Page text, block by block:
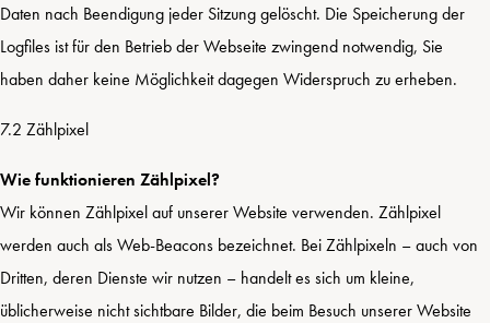
Daten nach Beendigung jeder Sitzung gelöscht. Die Speicherung der
Logfiles ist für den Betrieb der Webseite zwingend notwendig, Sie
haben daher keine Möglichkeit dagegen Widerspruch zu erheben.
7.2 Zählpixel
Wie funktionieren Zählpixel?
Wir können Zählpixel auf unserer Website verwenden. Zählpixel
werden auch als Web-Beacons bezeichnet. Bei Zählpixeln – auch von
Dritten, deren Dienste wir nutzen – handelt es sich um kleine,
üblicherweise nicht sichtbare Bilder, die beim Besuch unserer Website